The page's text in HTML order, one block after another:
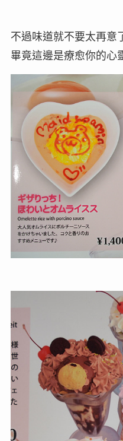
不過味道就不要太再意
畢竟這邊是療愈你的心